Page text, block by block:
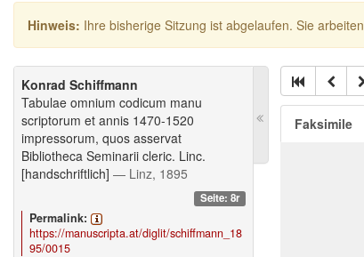
Hinweis: Ihre bisherige Sitzung ist abgelaufen. Sie
Konrad Schiffmann
Tabulae omnium codicum manu
scriptorum et annis 1470-1520
impressorum, quos asservat
Bibliotheca Seminarii cleric. Linc.
[handschriftlich] — Linz, 1895
Seite: 8r
Permalink:
https://manuscripta.at/diglit/schiffmann_18
95/0015
Faksimile